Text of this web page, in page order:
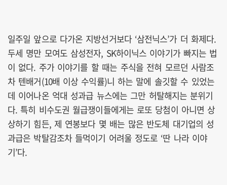
일주일 앞으로 다가온 지방선거보다 ‘삼전닉스’가 더 화제다.
두세 명만 모여도 삼성전자, SK하이닉스 이야기가 빠지는 법
이 없다. 주가 이야기를 할 때는 주식을 전혀 모르던 사람조
차 텐배거(10배 이상 수익률)니 하는 말에 솔깃할 수 있었는
데 이어나온 억대 성과급 뉴스에는 그만 허탈해지는 분위기
다. 특히 비수도권 월급쟁이들에게는 로또 당첨이 아니면 상
상하기 힘든, 제 연봉보다 몇 배는 많은 반도체 대기업의 성
과급은 박탈감조차 들먹이기 어려울 정도로 ‘딴 나라 이야
기’다.